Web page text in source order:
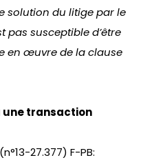
solution du litige par le
pas susceptible d’être
en œuvre de la clause
une transaction
27.377) F-PB: